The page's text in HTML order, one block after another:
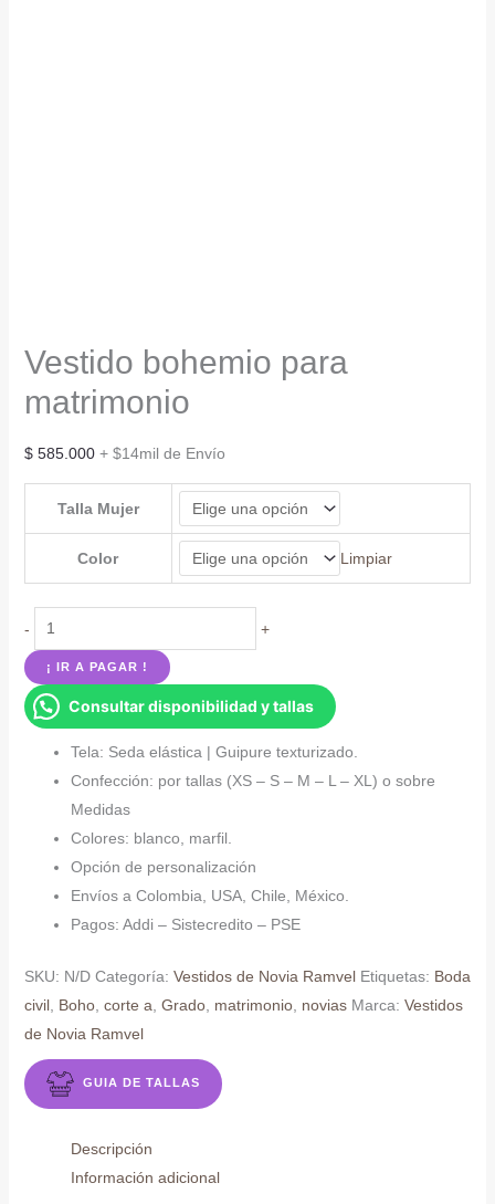
Vestido bohemio para
matrimonio
$585.000 + $14mil de Envío
Talla Mujer
Color Limpiar
-
Vestido
bohemio
para
matrimonio
cantidad
+
¡ IR A PAGAR !
Consultar disponibilidad y tallas
Tela: Seda elástica | Guipure texturizado.
Confección: por tallas (XS – S – M – L – XL) o sobre
Medidas
Colores: blanco, marfil.
Opción de personalización
Envíos a Colombia, USA, Chile, México.
Pagos: Addi – Sistecredito – PSE
SKU: N/D Categoría: Vestidos de Novia Ramvel Etiquetas: Boda
civil, Boho, corte a Grado, matrimonio, novias Marca: Vestidos
de Novia Ramvel
GUIA DE TALLAS
Descripción
Información adicional